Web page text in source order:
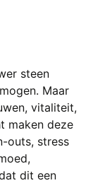
steen
Maar
vitaliteit,
maken deze
outs, stress
dit een